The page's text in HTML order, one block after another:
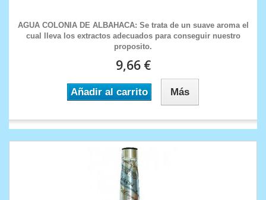
AGUA COLONIA DE ALBAHACA: Se trata de un suave aroma el
cual lleva los extractos adecuados para conseguir nuestro
proposito.
9,66 €
Añadir al carrito Más